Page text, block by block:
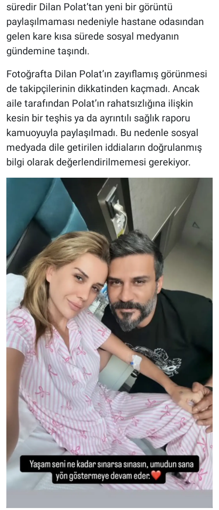
süredir Dilan Polat’tan yeni bir görüntü
paylaşılmaması nedeniyle hastane odasından
gelen kare kısa sürede sosyal medyanın
gündemine taşındı.
Fotoğrafta Dilan Polat’ın zayıflamış görünmesi
de takipçilerinin dikkatinden kaçmadı. Ancak
aile tarafından Polat’ın rahatsızlığına ilişkin
kesin bir teşhis ya da ayrıntılı sağlık raporu
kamuoyuyla paylaşılmadı. Bu nedenle sosyal
medyada dile getirilen iddiaların doğrulanmış
bilgi olarak değerlendirilmemesi gerekiyor.